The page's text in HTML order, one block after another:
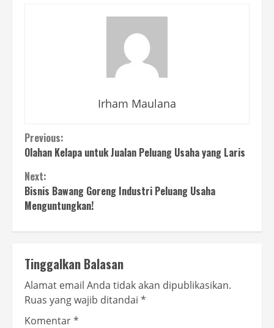
Irham Maulana
Continue
Reading
Previous:
Olahan Kelapa untuk Jualan Peluang Usaha yang Laris
Next:
Bisnis Bawang Goreng Industri Peluang Usaha
Menguntungkan!
Tinggalkan Balasan
Alamat email Anda tidak akan dipublikasikan.
Ruas yang wajib ditandai *
Komentar*